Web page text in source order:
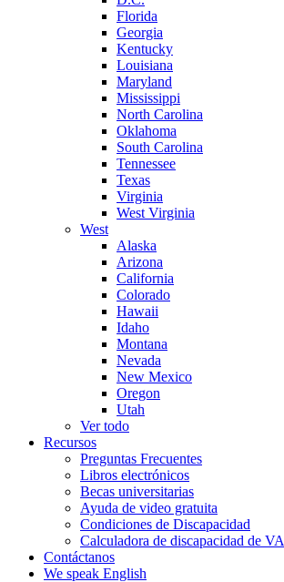
Florida
Georgia
Kentucky
Louisiana
Maryland
Mississippi
North Carolina
Oklahoma
South Carolina
Tennessee
Texas
Virginia
West Virginia
West
Alaska
Arizona
California
Colorado
Hawaii
Idaho
Montana
Nevada
New Mexico
Oregon
Utah
Ver todo
Recursos
Preguntas Frecuentes
Libros electrónicos
Becas universitarias
Ayuda de video gratuita
Condiciones de Discapacidad
Calculadora de discapacidad de VA
Contáctanos
We speak English